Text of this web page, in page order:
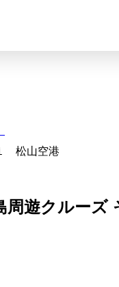
松山空港
周遊クルー